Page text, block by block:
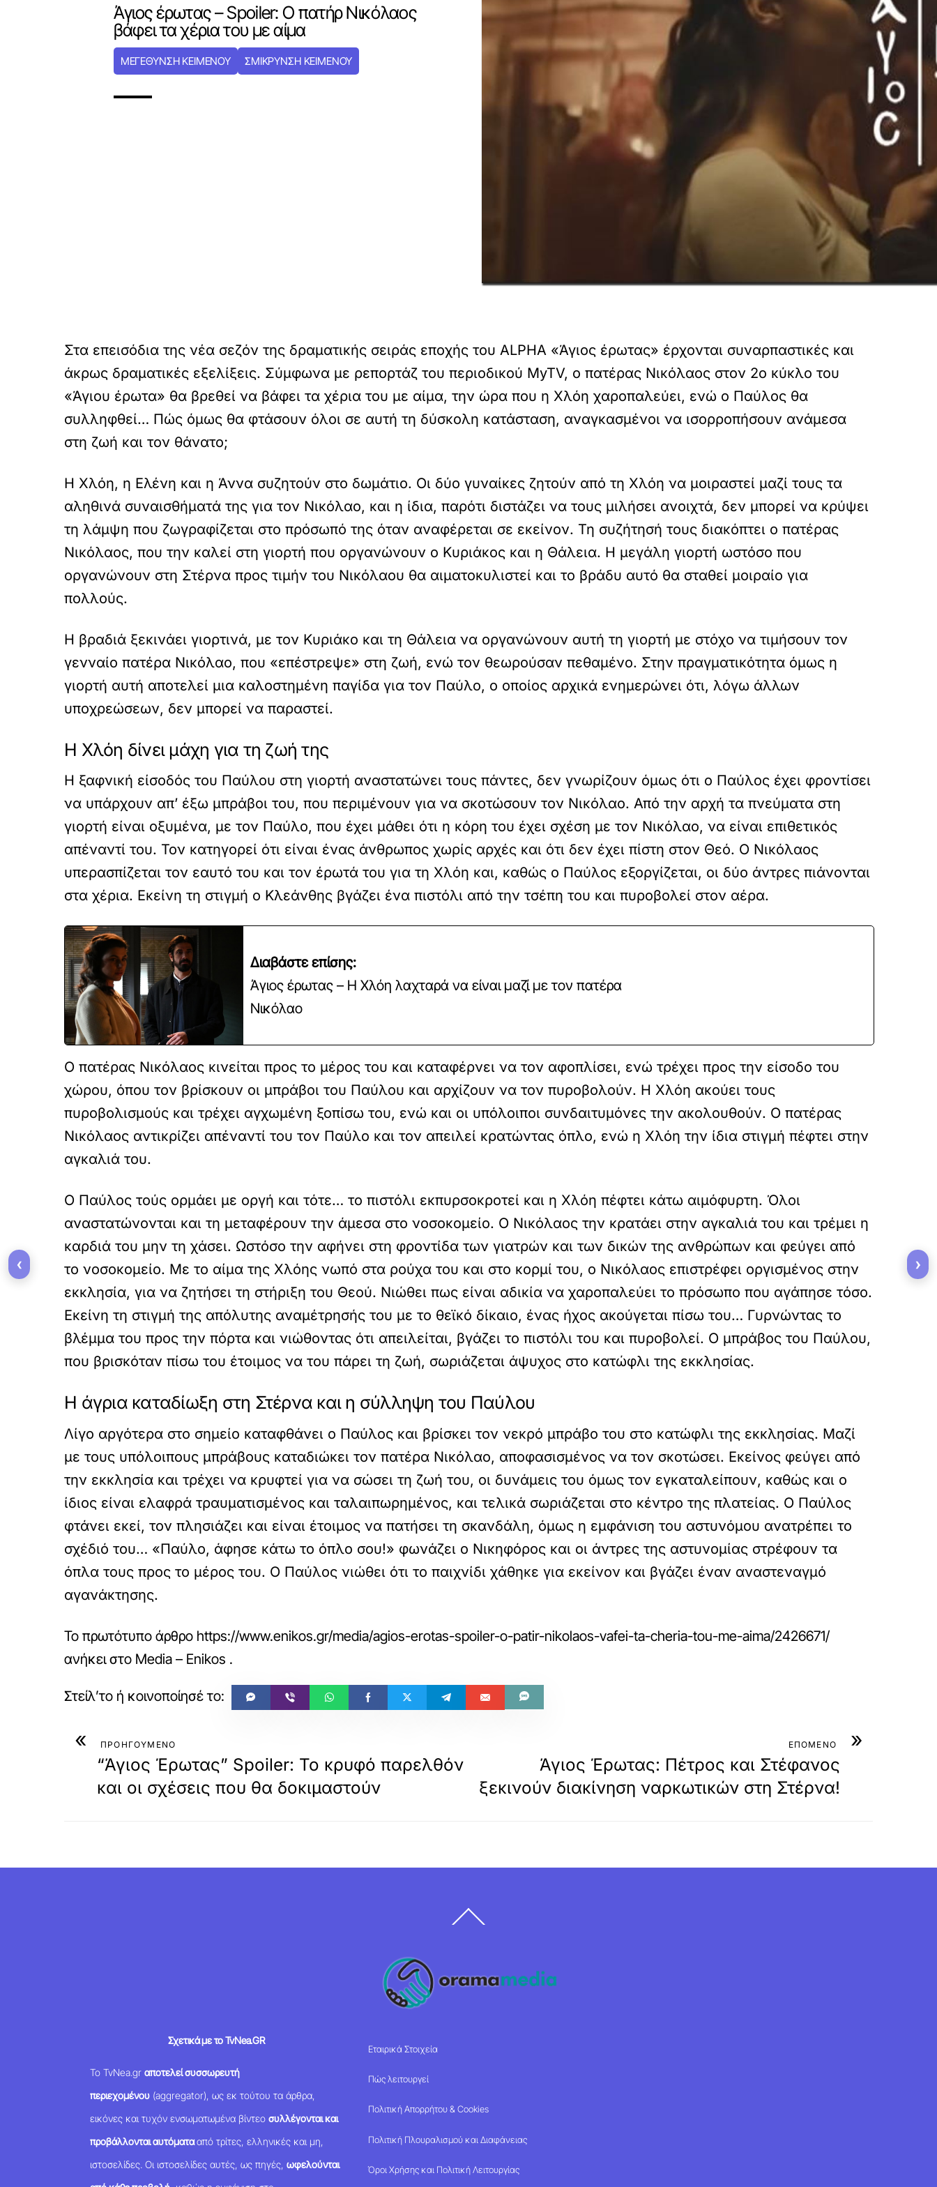
Άγιος έρωτας – Spoiler: Ο πατήρ Νικόλαος
βάφει τα χέρια του με αίμα
ΜΕΓΕΘΥΝΣΗ ΚΕΙΜΕΝΟΥ ΣΜΙΚΡΥΝΣΗ ΚΕΙΜΕΝΟΥ
Στα επεισόδια της νέα σεζόν της δραματικής σειράς εποχής του ALPHA «Άγιος έρωτας» έρχονται συναρπαστικές και
άκρως δραματικές εξελίξεις. Σύμφωνα με ρεπορτάζ του περιοδικού MyTV, ο πατέρας Νικόλαος στον 2ο κύκλο του
«Άγιου έρωτα» θα βρεθεί να βάφει τα χέρια του με αίμα, την ώρα που η Χλόη χαροπαλεύει, ενώ ο Παύλος θα
συλληφθεί… Πώς όμως θα φτάσουν όλοι σε αυτή τη δύσκολη κατάσταση, αναγκασμένοι να ισορροπήσουν ανάμεσα
στη ζωή και τον θάνατο;
Η Χλόη, η Ελένη και η Άννα συζητούν στο δωμάτιο. Οι δύο γυναίκες ζητούν από τη Χλόη να μοιραστεί μαζί τους τα
αληθινά συναισθήματά της για τον Νικόλαο, και η ίδια, παρότι διστάζει να τους μιλήσει ανοιχτά, δεν μπορεί να κρύψει
τη λάμψη που ζωγραφίζεται στο πρόσωπό της όταν αναφέρεται σε εκείνον. Τη συζήτησή τους διακόπτει ο πατέρας
Νικόλαος, που την καλεί στη γιορτή που οργανώνουν ο Κυριάκος και η Θάλεια. Η μεγάλη γιορτή ωστόσο που
οργανώνουν στη Στέρνα προς τιμήν του Νικόλαου θα αιματοκυλιστεί και το βράδυ αυτό θα σταθεί μοιραίο για
πολλούς.
Η βραδιά ξεκινάει γιορτινά, με τον Κυριάκο και τη Θάλεια να οργανώνουν αυτή τη γιορτή με στόχο να τιμήσουν τον
γενναίο πατέρα Νικόλαο, που «επέστρεψε» στη ζωή, ενώ τον θεωρούσαν πεθαμένο. Στην πραγματικότητα όμως η
γιορτή αυτή αποτελεί μια καλοστημένη παγίδα για τον Παύλο, ο οποίος αρχικά ενημερώνει ότι, λόγω άλλων
υποχρεώσεων, δεν μπορεί να παραστεί.
Η Χλόη δίνει μάχη για τη ζωή της
H ξαφνική είσοδός του Παύλου στη γιορτή αναστατώνει τους πάντες, δεν γνωρίζουν όμως ότι ο Παύλος έχει φροντίσει
να υπάρχουν απ’ έξω μπράβοι του, που περιμένουν για να σκοτώσουν τον Νικόλαο. Από την αρχή τα πνεύματα στη
γιορτή είναι οξυμένα, με τον Παύλο, που έχει μάθει ότι η κόρη του έχει σχέση με τον Νικόλαο, να είναι επιθετικός
απέναντί του. Τον κατηγορεί ότι είναι ένας άνθρωπος χωρίς αρχές και ότι δεν έχει πίστη στον Θεό. Ο Νικόλαος
υπερασπίζεται τον εαυτό του και τον έρωτά του για τη Χλόη και, καθώς ο Παύλος εξοργίζεται, οι δύο άντρες πιάνονται
στα χέρια. Εκείνη τη στιγμή ο Κλεάνθης βγάζει ένα πιστόλι από την τσέπη του και πυροβολεί στον αέρα.
Διαβάστε επίσης:
Άγιος έρωτας – Η Χλόη λαχταρά να είναι μαζί με τον πατέρα
Νικόλαο
Ο πατέρας Νικόλαος κινείται προς το μέρος του και καταφέρνει να τον αφοπλίσει, ενώ τρέχει προς την είσοδο του
χώρου, όπου τον βρίσκουν οι μπράβοι του Παύλου και αρχίζουν να τον πυροβολούν. Η Χλόη ακούει τους
πυροβολισμούς και τρέχει αγχωμένη ξοπίσω του, ενώ και οι υπόλοιποι συνδαιτυμόνες την ακολουθούν. Ο πατέρας
Νικόλαος αντικρίζει απέναντί του τον Παύλο και τον απειλεί κρατώντας όπλο, ενώ η Χλόη την ίδια στιγμή πέφτει στην
αγκαλιά του.
Ο Παύλος τούς ορμάει με οργή και τότε… το πιστόλι εκπυρσοκροτεί και η Χλόη πέφτει κάτω αιμόφυρτη. Όλοι
αναστατώνονται και τη μεταφέρουν την άμεσα στο νοσοκομείο. Ο Νικόλαος την κρατάει στην αγκαλιά του και τρέμει η
καρδιά του μην τη χάσει. Ωστόσο την αφήνει στη φροντίδα των γιατρών και των δικών της ανθρώπων και φεύγει από
το νοσοκομείο. Με το αίμα της Χλόης νωπό στα ρούχα του και στο κορμί του, ο Νικόλαος επιστρέφει οργισμένος στην
εκκλησία, για να ζητήσει τη στήριξη του Θεού. Νιώθει πως είναι αδικία να χαροπαλεύει το πρόσωπο που αγάπησε τόσο.
Εκείνη τη στιγμή της απόλυτης αναμέτρησής του με το θεϊκό δίκαιο, ένας ήχος ακούγεται πίσω του… Γυρνώντας το
βλέμμα του προς την πόρτα και νιώθοντας ότι απειλείται, βγάζει το πιστόλι του και πυροβολεί. Ο μπράβος του Παύλου,
που βρισκόταν πίσω του έτοιμος να του πάρει τη ζωή, σωριάζεται άψυχος στο κατώφλι της εκκλησίας.
Η άγρια καταδίωξη στη Στέρνα και η σύλληψη του Παύλου
Λίγο αργότερα στο σημείο καταφθάνει ο Παύλος και βρίσκει τον νεκρό μπράβο του στο κατώφλι της εκκλησίας. Μαζί
με τους υπόλοιπους μπράβους καταδιώκει τον πατέρα Νικόλαο, αποφασισμένος να τον σκοτώσει. Εκείνος φεύγει από
την εκκλησία και τρέχει να κρυφτεί για να σώσει τη ζωή του, οι δυνάμεις του όμως τον εγκαταλείπουν, καθώς και ο
ίδιος είναι ελαφρά τραυματισμένος και ταλαιπωρημένος, και τελικά σωριάζεται στο κέντρο της πλατείας. Ο Παύλος
φτάνει εκεί, τον πλησιάζει και είναι έτοιμος να πατήσει τη σκανδάλη, όμως η εμφάνιση του αστυνόμου ανατρέπει το
σχέδιό του… «Παύλο, άφησε κάτω το όπλο σου!» φωνάζει ο Νικηφόρος και οι άντρες της αστυνομίας στρέφουν τα
όπλα τους προς το μέρος του. Ο Παύλος νιώθει ότι το παιχνίδι χάθηκε για εκείνον και βγάζει έναν αναστεναγμό
αγανάκτησης.
Το πρωτότυπο άρθρο https://www.enikos.gr/media/agios-erotas-spoiler-o-patir-nikolaos-vafei-ta-cheria-tou-me-aima/2426671/
ανήκει στο Media – Enikos .
« ΠΡΟΗΓΟΥΜΕΝΟ
“Άγιος Έρωτας” Spoiler: Το κρυφό παρελθόν
και οι σχέσεις που θα δοκιμαστούν
»
ΕΠΟΜΕΝΟ
Άγιος Έρωτας: Πέτρος και Στέφανος
ξεκινούν διακίνηση ναρκωτικών στη Στέρνα!
To
Σχετικά με το TvNea.GR
Το TvNea.grαποτελεί συσσωρευτή
περιεχομένου (aggregator), ως εκ τούτου τα άρθρα,
εικόνες και τυχόν ενσωματωμένα βίντεοσυλλέγονται και
προβάλλονται αυτόματααπό τρίτες, ελληνικές και μη,
ιστοσελίδες. Οι ιστοσελίδες αυτές, ως πηγές,ωφελούνται
Εταιρικά Στοιχεία
Πώς λειτουργεί
Πολιτική Απορρήτου & Cookies
Πολιτική Πλουραλισμού και Διαφάνειας
Όροι Χρήσης και Πολιτική Λειτουργίας
‹ ›